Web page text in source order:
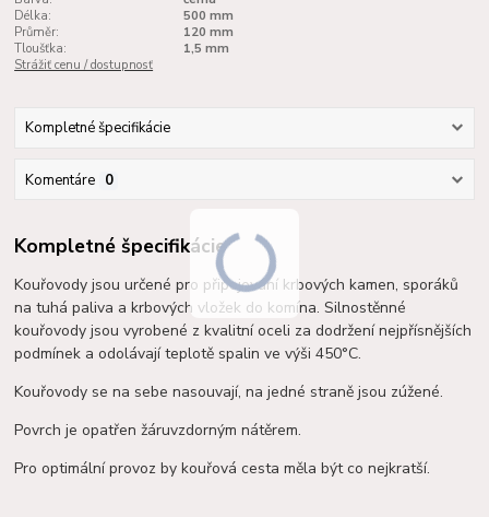
Délka:
500 mm
Průměr:
120 mm
Tloušťka:
1,5 mm
Strážiť cenu / dostupnosť
Kompletné špecifikácie
Komentáre 0
Kompletné špecifikácie
Kouřovody jsou určené pro připojování krbových kamen, sporáků
na tuhá paliva a krbových vložek do komína. Silnostěnné
kouřovody jsou vyrobené z kvalitní oceli za dodržení nejpřísnějších
podmínek a odolávají teplotě spalin ve výši 450°C.
Kouřovody se na sebe nasouvají, na jedné straně jsou zúžené.
Povrch je opatřen žáruvzdorným nátěrem.
Pro optimální provoz by kouřová cesta měla být co nejkratší.